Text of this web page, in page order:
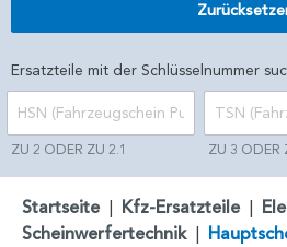
Ersatzteile mit der Schlüsselnummer
ZU 2 ODER ZU 2.1 ZU 3 ODER
Startseite | Kfz-Ersatzteile |
Scheinwerfertechnik |